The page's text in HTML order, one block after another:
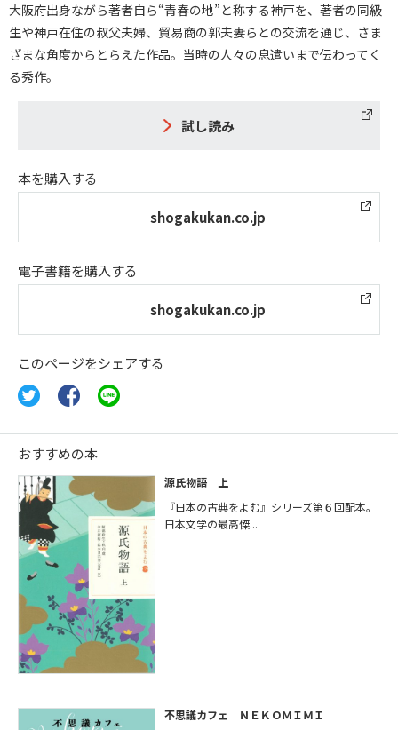
大阪府出身ながら著者自ら“青春の地”と称する神戸を、著者の同級
生や神戸在住の叔父夫婦、貿易商の郭夫妻らとの交流を通じ、さま
ざまな角度からとらえた作品。当時の人々の息遣いまで伝わってく
る秀作。
試し読み
本を購入する
shogakukan.co.jp
電子書籍を購入する
shogakukan.co.jp
このページをシェアする
おすすめの本
源氏物語 上
『日本の古典をよむ』シリーズ第６回配本。
日本文学の最高傑...
不思議カフェ ＮＥＫＯＭＩＭＩ